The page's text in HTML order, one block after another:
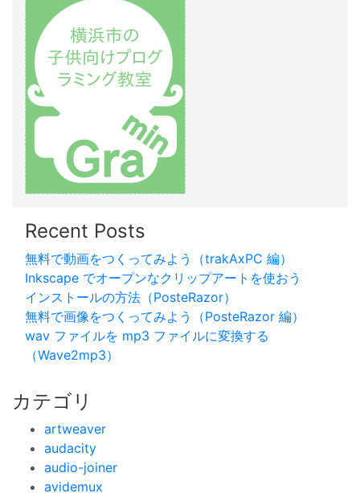
Recent Posts
無料で動画をつくってみよう（trakAxPC 編）
Inkscape でオープンなクリップアートを使おう
インストールの方法（PosteRazor）
無料で画像をつくってみよう（PosteRazor 編）
wav ファイルを mp3 ファイルに変換する
（Wave2mp3）
カテゴリ
artweaver
audacity
audio-joiner
avidemux